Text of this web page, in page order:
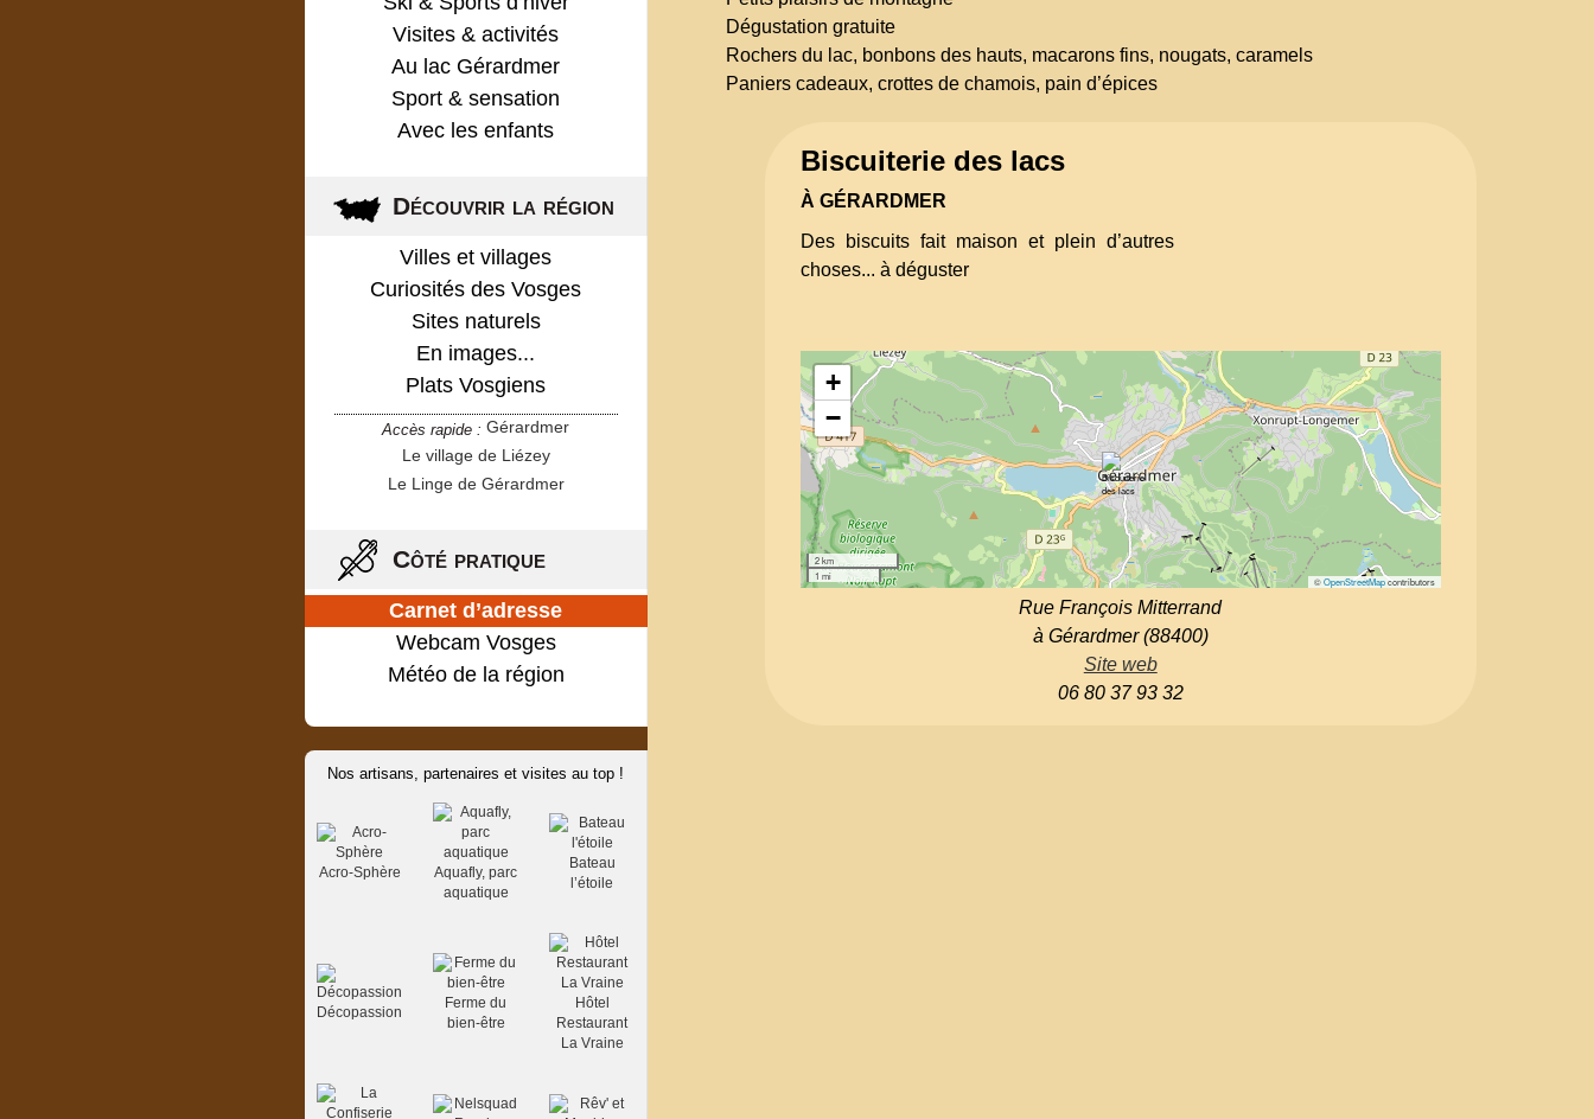
Visites & activités
Au lac Gérardmer
Sport & sensation
Avec les enfants
Découvrir la région
Villes et villages
Curiosités des Vosges
Sites naturels
En images...
Plats Vosgiens
Accès rapide : Gérardmer
Le village de Liézey
Le Linge de Gérardmer
Côté pratique
Carnet d’adresse
Webcam Vosges
Météo de la région
Nos artisans, partenaires et visites au top !
Acro-Sphère
Aquafly, parc
aquatique
Bateau
l’étoile
Décopassion
Ferme du
bien-être
Hôtel
Restaurant
La Vraine
Dégustation gratuite
Rochers du lac, bonbons des hauts, macarons fins, nougats, caramels
Paniers cadeaux, crottes de chamois, pain d’épices
Biscuiterie des lacs
À GÉRARDMER
Des biscuits fait maison et plein d’autres
choses... à déguster
+
−
2 km
1 mi
©OpenStreetMapcontributors
Rue François Mitterrand
à Gérardmer (88400)
Site web
06 80 37 93 32